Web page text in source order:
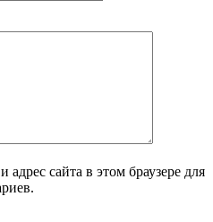
сайта в этом браузере для